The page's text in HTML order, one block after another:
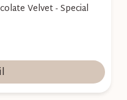
Velvet - Special